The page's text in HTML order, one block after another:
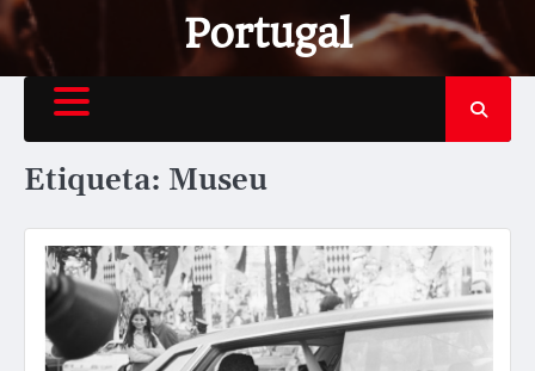
Portugal
Etiqueta: Museu